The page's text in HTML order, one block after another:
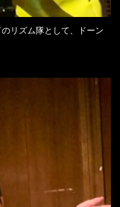
リズム隊として、ドーン